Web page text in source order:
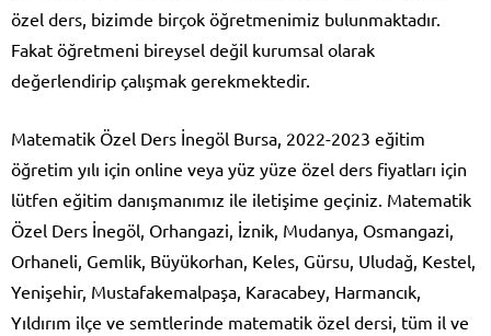
özel ders, bizimde birçok öğretmenimiz bulunmaktadır.
Fakat öğretmeni bireysel değil kurumsal olarak
değerlendirip çalışmak gerekmektedir.
Matematik Özel Ders İnegöl Bursa, 2022-2023 eğitim
öğretim yılı için online veya yüz yüze özel ders fiyatları için
lütfen eğitim danışmanımız ile iletişime geçiniz. Matematik
Özel Ders İnegöl, Orhangazi, İznik, Mudanya, Osmangazi,
Orhaneli, Gemlik, Büyükorhan, Keles, Gürsu, Uludağ, Kestel,
Yenişehir, Mustafakemalpaşa, Karacabey, Harmancık,
Yıldırım ilçe ve semtlerinde matematik özel dersi, tüm il ve